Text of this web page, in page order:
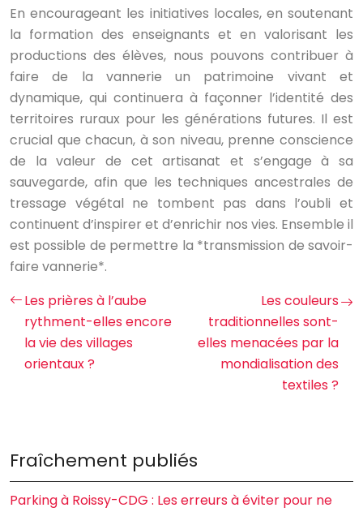
En encourageant les initiatives locales, en soutenant
la formation des enseignants et en valorisant les
productions des élèves, nous pouvons contribuer à
faire de la vannerie un patrimoine vivant et
dynamique, qui continuera à façonner l’identité des
territoires ruraux pour les générations futures. Il est
crucial que chacun, à son niveau, prenne conscience
de la valeur de cet artisanat et s’engage à sa
sauvegarde, afin que les techniques ancestrales de
tressage végétal ne tombent pas dans l’oubli et
continuent d’inspirer et d’enrichir nos vies. Ensemble il
est possible de permettre la *transmission de savoir-
faire vannerie*.
Les prières à l’aube
rythment-elles encore
la vie des villages
orientaux ?
Les couleurs
traditionnelles sont-
elles menacées par la
mondialisation des
textiles ?
Fraîchement publiés
Parking à Roissy-CDG : Les erreurs à éviter pour ne